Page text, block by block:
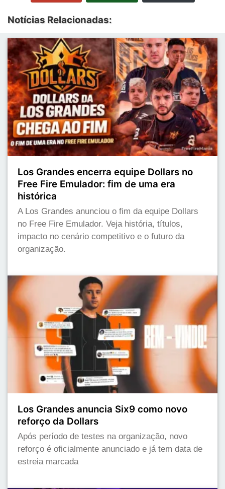
Notícias Relacionadas:
Los Grandes encerra equipe Dollars no
Free Fire Emulador: fim de uma era
histórica
A Los Grandes anunciou o fim da equipe Dollars
no Free Fire Emulador. Veja história, títulos,
impacto no cenário competitivo e o futuro da
organização.
Los Grandes anuncia Six9 como novo
reforço da Dollars
Após período de testes na organização, novo
reforço é oficialmente anunciado e já tem data de
estreia marcada